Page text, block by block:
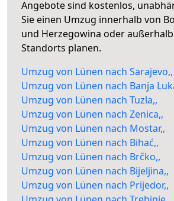
Angebote sind kostenlos,
Sie einen Umzug innerhalb von
und Herzegowina oder
Standorts planen.
Umzug von Lünen nach Sarajevo,,
Umzug von Lünen nach Banja
Umzug von Lünen nach Tuzla,,
Umzug von Lünen nach Zenica,,
Umzug von Lünen nach Mostar,,
Umzug von Lünen nach Bihać,,
Umzug von Lünen nach Brčko,,
Umzug von Lünen nach Bijeljina,,
Umzug von Lünen nach Prijedor,,